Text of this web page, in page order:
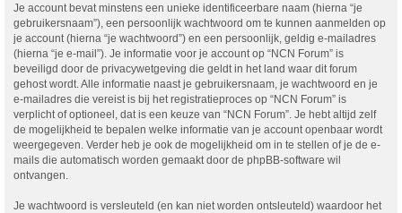
Je account bevat minstens een unieke identificeerbare naam (hierna “je
gebruikersnaam”), een persoonlijk wachtwoord om te kunnen aanmelden op
je account (hierna “je wachtwoord”) en een persoonlijk, geldig e-mailadres
(hierna “je e-mail”). Je informatie voor je account op “NCN Forum” is
beveiligd door de privacywetgeving die geldt in het land waar dit forum
gehost wordt. Alle informatie naast je gebruikersnaam, je wachtwoord en je
e-mailadres die vereist is bij het registratieproces op “NCN Forum” is
verplicht of optioneel, dat is een keuze van “NCN Forum”. Je hebt altijd zelf
de mogelijkheid te bepalen welke informatie van je account openbaar wordt
weergegeven. Verder heb je ook de mogelijkheid om in te stellen of je de e-
mails die automatisch worden gemaakt door de phpBB-software wil
ontvangen.
Je wachtwoord is versleuteld (en kan niet worden ontsleuteld) waardoor het